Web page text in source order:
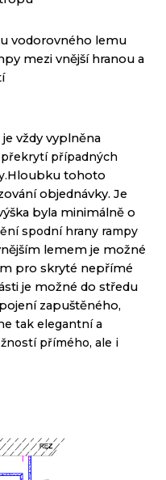
vodorovného lemu
mezi vnější hranou a
je vždy vyplněna
překrytí případných
.Hloubku tohoto
objednávky. Je
byla minimálně o
spodní hrany rampy
lemem je možné
pro skryté nepřímé
je možné do středu
zapuštěného,
tak elegantní a
přímého, ale i